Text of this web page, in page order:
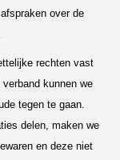
over de
rechten vast
kunnen we
tegen te gaan.
delen, maken we
en deze niet